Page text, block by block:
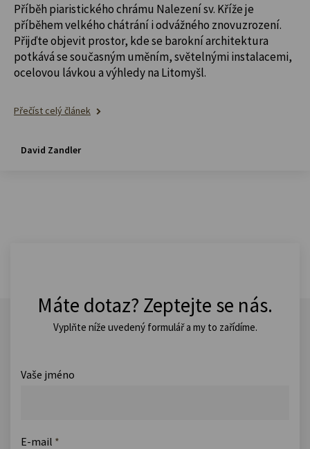
Příběh piaristického chrámu Nalezení sv. Kříže je
příběhem velkého chátrání i odvážného znovuzrození.
Přijďte objevit prostor, kde se barokní architektura
potkává se současným uměním, světelnými instalacemi,
ocelovou lávkou a výhledy na Litomyšl.
Přečíst celý článek
David Zandler
Máte dotaz? Zeptejte se nás.
Vyplňte níže uvedený formulář a my to zařídíme.
Vaše jméno
E-mail *